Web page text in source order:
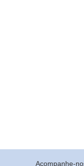
Acompanhe-